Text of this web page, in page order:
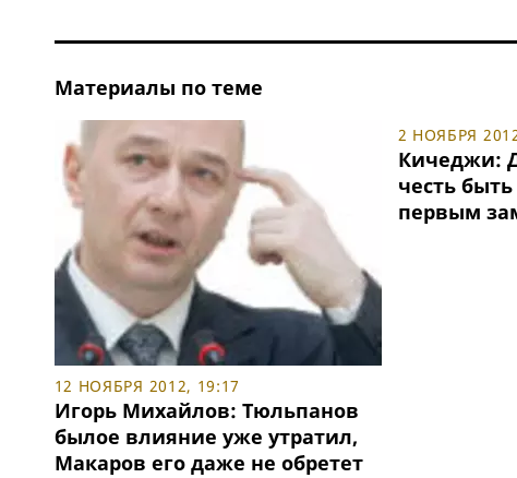
Материалы по теме
12 НОЯБРЯ 2012, 19:17
Игорь Михайлов: Тюльпанов
былое влияние уже утратил,
Макаров его даже не обретет
2 НОЯБРЯ
Кичеджи:
честь
первым